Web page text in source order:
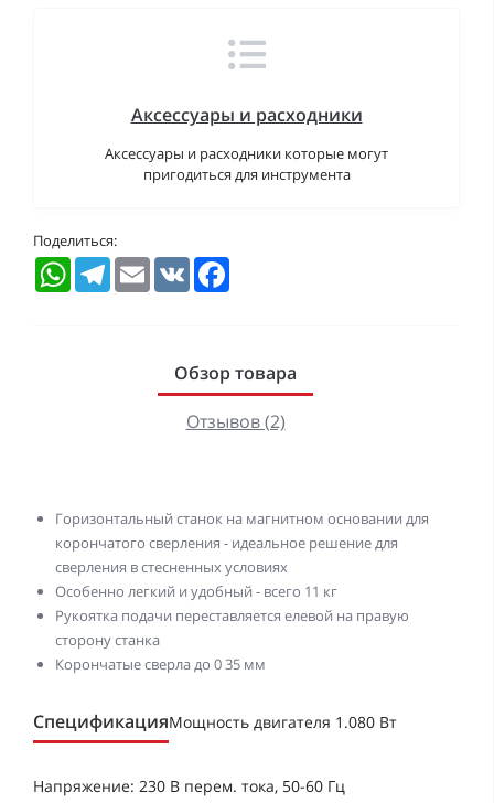
Аксессуары и расходники
Аксессуары и расходники которые могут
пригодиться для инструмента
Поделиться:
WhatsAppTelegramEmail VK
Обзор товара
Отзывов (2)
Горизонтальный станок на магнитном основании для
корончатого сверления - идеальное решение для
сверления в стесненных условиях
Особенно легкий и удобный - всего 11 кг
Рукоятка подачи переставляется елевой на правую
сторону станка
Корончатые сверла до 0 35 мм
СпецификацияМощность двигателя 1.080 Вт
Напряжение: 230 В перем. тока, 50-60 Гц